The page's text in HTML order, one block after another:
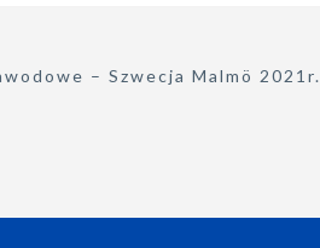
– Szwecja Malmö 2021r.